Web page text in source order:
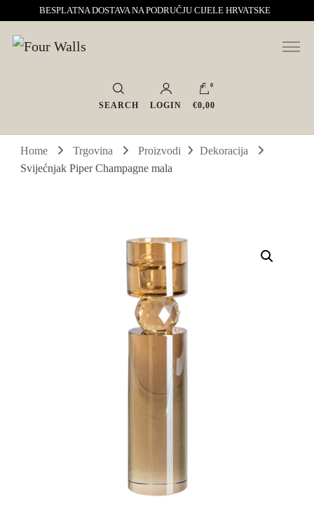
BESPLATNA DOSTAVA NA PODRUČJU CIJELE HRVATSKE
Four Walls
Sve za interijer po Vašoj mjeri. Salon namještaja, dekoracije i rasvjete.
Interijeri s karakterom
SEARCH LOGIN
0
€0,00
Home Trgovina Proizvodi
Dekoracija
Svijećnjak Piper Champagne mala